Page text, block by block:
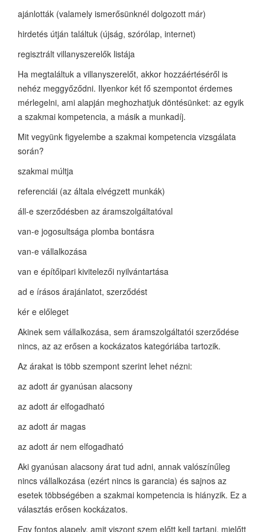
ajánlották (valamely ismerősünknél dolgozott már)
hirdetés útján találtuk (újság, szórólap, internet)
regisztrált villanyszerelők listája
Ha megtaláltuk a villanyszerelőt, akkor hozzáértéséről is
nehéz meggyőződni. Ilyenkor két fő szempontot érdemes
mérlegelni, ami alapján meghozhatjuk döntésünket: az egyik
a szakmai kompetencia, a másik a munkadíj.
Mit vegyünk figyelembe a szakmai kompetencia vizsgálata
során?
szakmai múltja
referenciái (az általa elvégzett munkák)
áll-e szerződésben az áramszolgáltatóval
van-e jogosultsága plomba bontásra
van-e vállalkozása
van e építőipari kivitelezői nyilvántartása
ad e írásos árajánlatot, szerződést
kér e előleget
Akinek sem vállalkozása, sem áramszolgáltatói szerződése
nincs, az az erősen a kockázatos kategóriába tartozik.
Az árakat is több szempont szerint lehet nézni:
az adott ár gyanúsan alacsony
az adott ár elfogadható
az adott ár magas
az adott ár nem elfogadható
Aki gyanúsan alacsony árat tud adni, annak valószínűleg
nincs vállalkozása (ezért nincs is garancia) és sajnos az
esetek többségében a szakmai kompetencia is hiányzik. Ez a
választás erősen kockázatos.
Egy fontos alapelv, amit viszont szem előtt kell tartani, mielőtt